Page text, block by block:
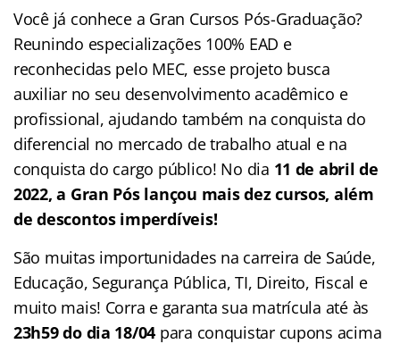
Você já conhece a Gran Cursos Pós-Graduação?
Reunindo especializações 100% EAD e
reconhecidas pelo MEC, esse projeto busca
auxiliar no seu desenvolvimento acadêmico e
profissional, ajudando também na conquista do
diferencial no mercado de trabalho atual e na
conquista do cargo público! No dia 11 de abril de
2022, a Gran Pós lançou mais dez cursos, além
de descontos imperdíveis!
São muitas importunidades na carreira de Saúde,
Educação, Segurança Pública, TI, Direito, Fiscal e
muito mais! Corra e garanta sua matrícula até às
23h59 do dia 18/04 para conquistar cupons acima